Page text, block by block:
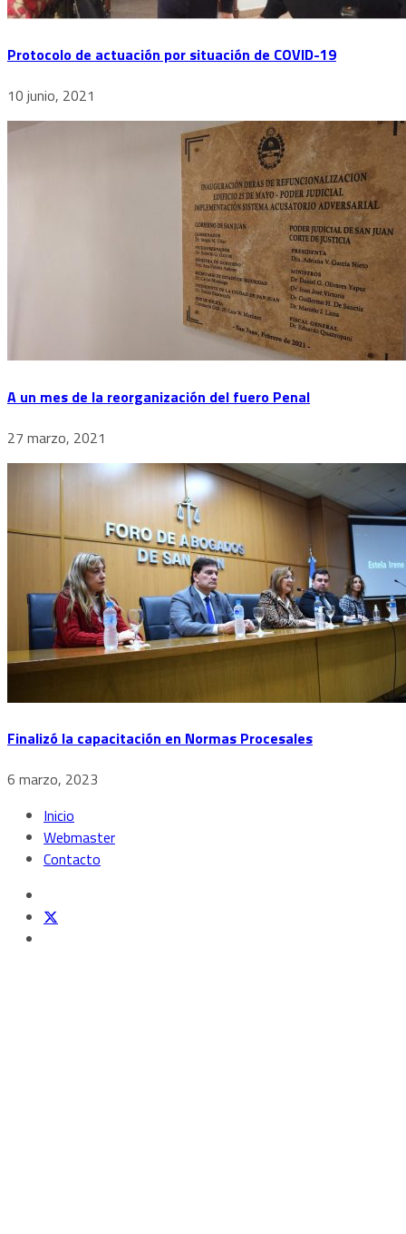
Protocolo de actuación por situación de COVID-19
10 junio, 2021
A un mes de la reorganización del fuero Penal
27 marzo, 2021
Finalizó la capacitación en Normas Procesales
6 marzo, 2023
Inicio
Webmaster
Contacto